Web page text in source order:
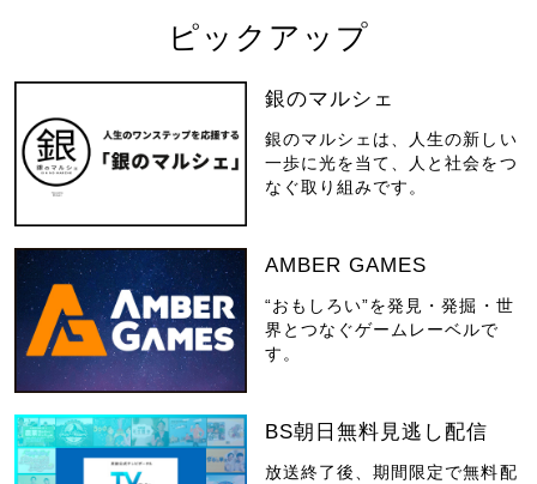
ピックアップ
銀のマルシェ
銀のマルシェは、人生の新しい
一歩に光を当て、人と社会をつ
なぐ取り組みです。
AMBER GAMES
“おもしろい”を発見・発掘・世
界とつなぐゲームレーベルで
す。
BS朝日無料見逃し配信
放送終了後、期間限定で無料配